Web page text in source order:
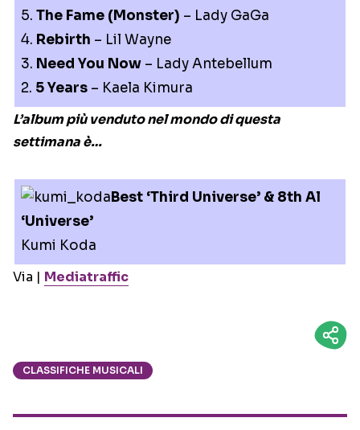
5. The Fame (Monster) – Lady GaGa
4. Rebirth – Lil Wayne
3. Need You Now – Lady Antebellum
2. 5 Years – Kaela Kimura
L’album più venduto nel mondo di questa
settimana è…
Best ‘Third Universe’ & 8th Al
‘Universe’
Kumi Koda
Via | Mediatraffic
CLASSIFICHE MUSICALI